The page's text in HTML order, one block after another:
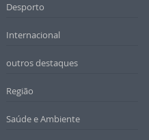
Desporto
Internacional
outros destaques
Região
Saúde e Ambiente